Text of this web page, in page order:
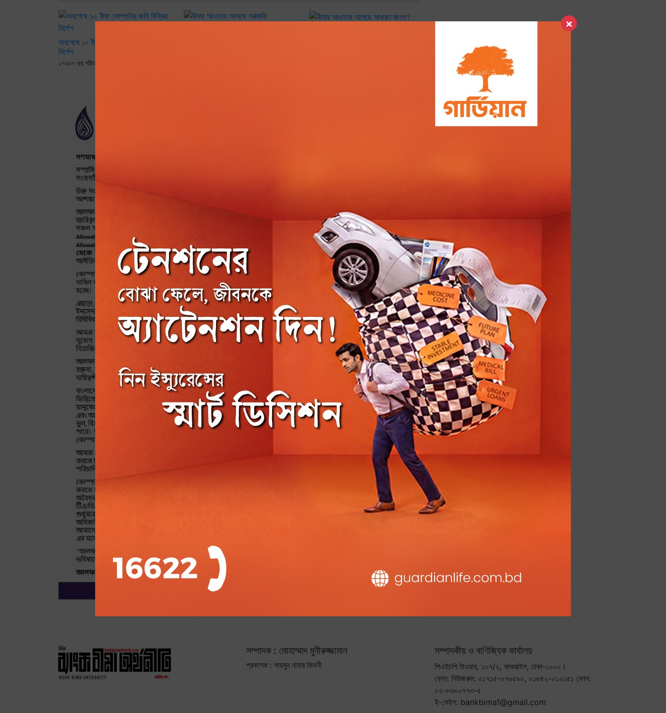
×
অবশেষে ১০ বীমা কোম্পানির জমি বিক্রির
নির্দেশ
১৭৯৩৭ বার পঠিত
সম্পাদক : মোহাম্মাদ মুনীরুজ্জামান
প্রকাশক : সায়মুন নাহার জিদনী
সম্পাদকীয় ও বাণিজ্যিক কার্যালয়
পিএইচপি টাওয়ার, ১০৭/২, কাকরাইল, ঢাকা-১০০০।
ফোন: নিউজরুম: ০১৭১৫-০৭৬৫৯০, ০১৮৪২-০১২১৫১ ফোন:
০২-৮৩০০৭৭৩-৫
ই-মেইল: bankbima1@gmail.com